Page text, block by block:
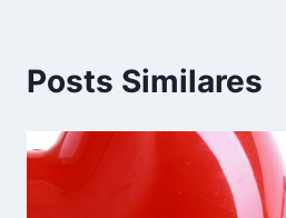
Posts Similares